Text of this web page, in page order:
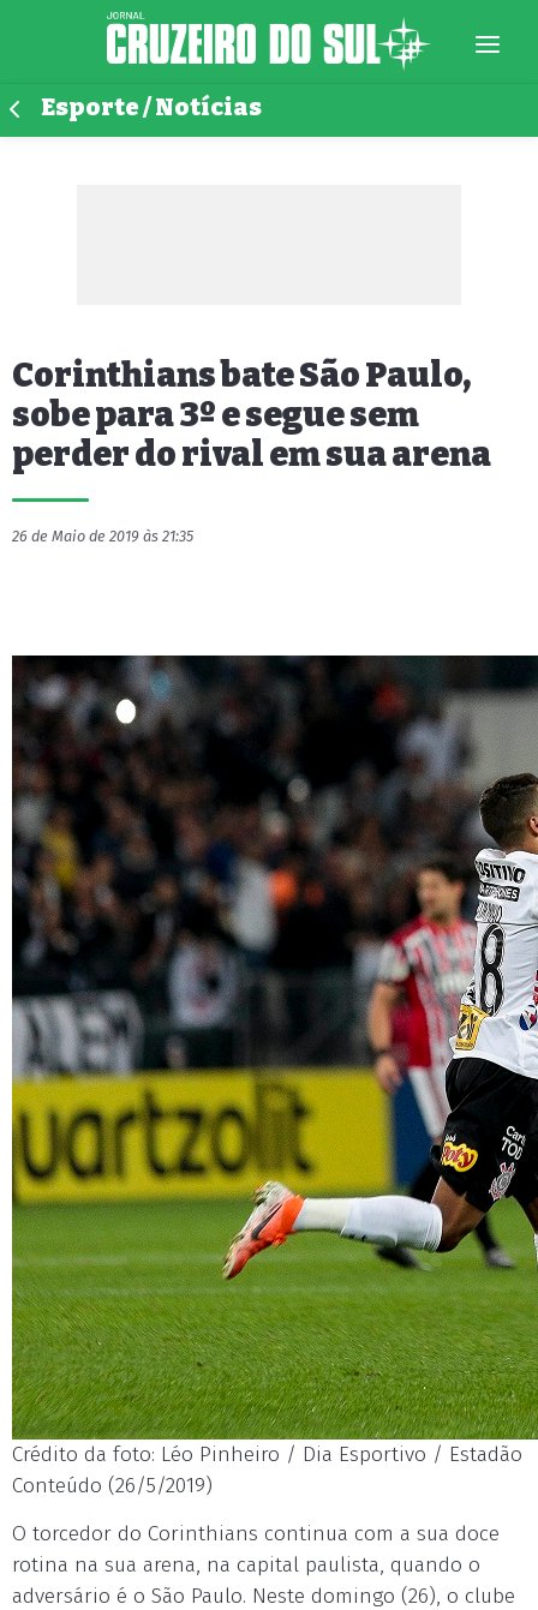
Esporte / Notícias
Corinthians bate São Paulo,
sobe para 3º e segue sem
perder do rival em sua arena
26 de Maio de 2019 às 21:35
Crédito da foto: Léo Pinheiro / Dia Esportivo / Estadão
Conteúdo (26/5/2019)
O torcedor do Corinthians continua com a sua doce
rotina na sua arena, na capital paulista, quando o
adversário é o São Paulo. Neste domingo (26), o clube